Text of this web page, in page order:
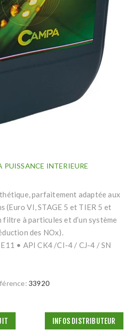
PUISSANCE INTERIEURE
parfaitement adaptée aux
(Euro VI, STAGE 5 et TIER 5 et
filtre à particules et d’un système
des NOx).
E11 • API CK4 /CI-4 / CJ-4 / SN
33920
INFOS DISTRIBUTEUR